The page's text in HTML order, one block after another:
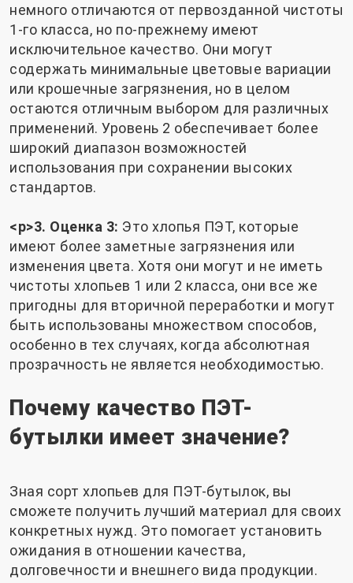
немного отличаются от первозданной чистоты
1-го класса, но по-прежнему имеют
исключительное качество. Они могут
содержать минимальные цветовые вариации
или крошечные загрязнения, но в целом
остаются отличным выбором для различных
применений. Уровень 2 обеспечивает более
широкий диапазон возможностей
использования при сохранении высоких
стандартов.
<р>3. Оценка 3: Это хлопья ПЭТ, которые
имеют более заметные загрязнения или
изменения цвета. Хотя они могут и не иметь
чистоты хлопьев 1 или 2 класса, они все же
пригодны для вторичной переработки и могут
быть использованы множеством способов,
особенно в тех случаях, когда абсолютная
прозрачность не является необходимостью.
Почему качество ПЭТ-
бутылки имеет значение?
Зная сорт хлопьев для ПЭТ-бутылок, вы
сможете получить лучший материал для своих
конкретных нужд. Это помогает установить
ожидания в отношении качества,
долговечности и внешнего вида продукции.